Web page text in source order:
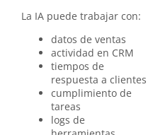
La IA puede trabajar con:
datos de ventas
actividad en CRM
tiempos de
respuesta a clientes
cumplimiento de
tareas
logs de